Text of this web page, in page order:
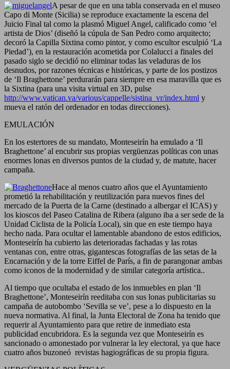
A pesar de que en una tabla conservada en el museo
Capo di Monte (Sicilia) se reproduce exactamente la escena del
Juicio Final tal como la plasmó Miguel Angel, calificado como ‘el
artista de Dios’ (diseñó la cúpula de San Pedro como arquitecto;
decoró la Capilla Sixtina como pintor, y como escultor esculpió ‘La
Piedad’), en la restauración acometida por Colalucci a finales del
pasado siglo se decidió no eliminar todas las veladuras de los
desnudos, por razones técnicas e históricas, y parte de los postizos
de ‘Il Braghettone’ perdurarán para siempre en esa maravilla que es
la Sixtina (para una visita virtual en 3D, pulse
http://www.vatican.va/various/cappelle/sistina_vr/index.html y
mueva el ratón del ordenador en todas direcciones).
EMULACIÓN
En los estertores de su mandato, Monteseirín ha emulado a ‘Il
Braghettone’ al encubrir sus propias vergüenzas políticas con unas
enormes lonas en diversos puntos de la ciudad y, de matute, hacer
campaña.
Hace al menos cuatro años que el Ayuntamiento
prometió la rehabilitación y reutilización para nuevos fines del
mercado de la Puerta de la Carne (destinado a albergar el ICAS) y
los kioscos del Paseo Catalina de Ribera (alguno iba a ser sede de la
Unidad Ciclista de la Policía Local), sin que en este tiempo haya
hecho nada. Para ocultar el lamentable abandono de estos edificios,
Monteseirín ha cubierto las deterioradas fachadas y las rotas
ventanas con, entre otras, gigantescas fotografías de las setas de la
Encarnación y de la torre Eiffel de París, a fin de parangonar ambas
como iconos de la modernidad y de similar categoría artística..
Al tiempo que ocultaba el estado de los inmuebles en plan ‘Il
Braghettone’, Monteseirín reeditaba con sus lonas publicitarias su
campaña de autobombo ‘Sevilla se ve’, pese a lo dispuesto en la
nueva normativa. Al final, la Junta Electoral de Zona ha tenido que
requerir al Ayuntamiento para que retire de inmediato esta
publicidad encubridora. Es la segunda vez que Monteseirín es
sancionado o amonestado por vulnerar la ley electoral, ya que hace
cuatro años buzoneó revistas hagiográficas de su propia figura.